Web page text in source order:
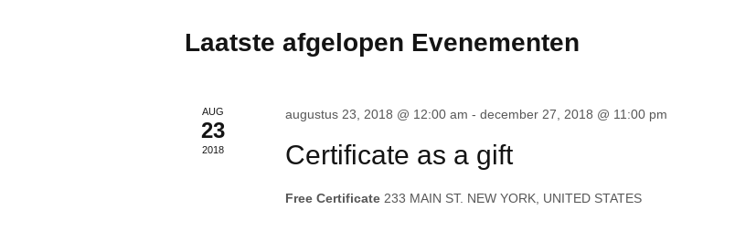
Laatste afgelopen Evenementen
AUG
23
2018
augustus 23, 2018 @ 12:00 am - december 27, 2018 @ 11:00 pm
Certificate as a gift
Free Certificate 233 MAIN ST. NEW YORK, UNITED STATES